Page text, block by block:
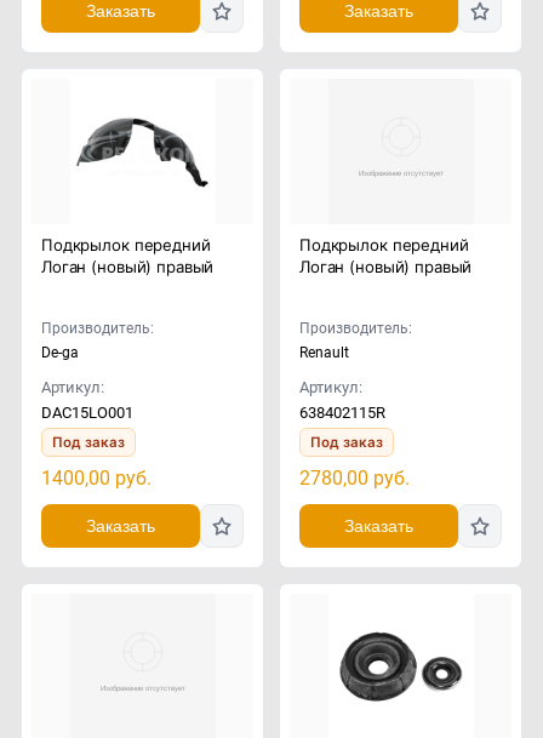
Заказать Заказать
Подкрылок передний
Логан (новый) правый
Производитель:
De-ga
Артикул:
DAC15LO001
Под заказ
1400,00 руб.
Заказать
Подкрылок передний
Логан (новый) правый
Производитель:
Renault
Артикул:
638402115R
Под заказ
2780,00 руб.
Заказать